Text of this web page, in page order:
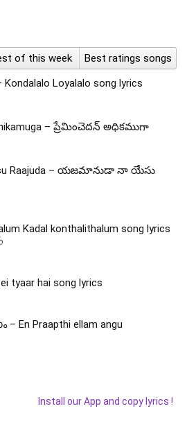
of this week
Best ratings songs
Loyalalo song lyrics
– ప్రేమించెదన్ అధికముగా
Raajuda – యజమానుడా నా యేసు
Kadal konthalithalum song lyrics
tyaar hai song lyrics
En Praapthi ellam angu
Install our App and copy lyrics !